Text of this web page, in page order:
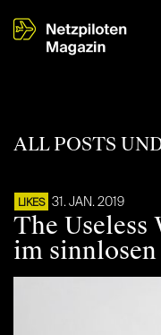
ALL POSTS
LIKES 31. JAN. 2019
The Useless
im